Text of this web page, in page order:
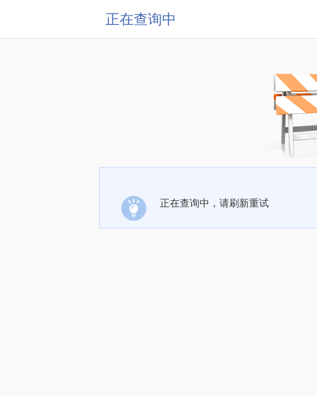
正在查询中
正在查询中，请刷新重试